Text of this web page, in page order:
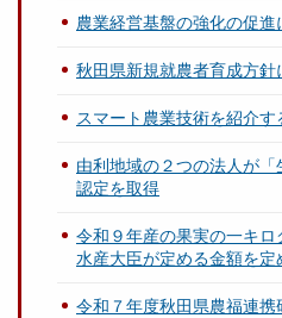
農業経営基盤の強化の促
秋田県新規就農者育成方針
スマート農業技術を紹介す
由利地域の２つの法人が
認定を取得
令和９年産の果実の一キ
水産大臣が定める金額を定
令和７年度秋田県農福連携